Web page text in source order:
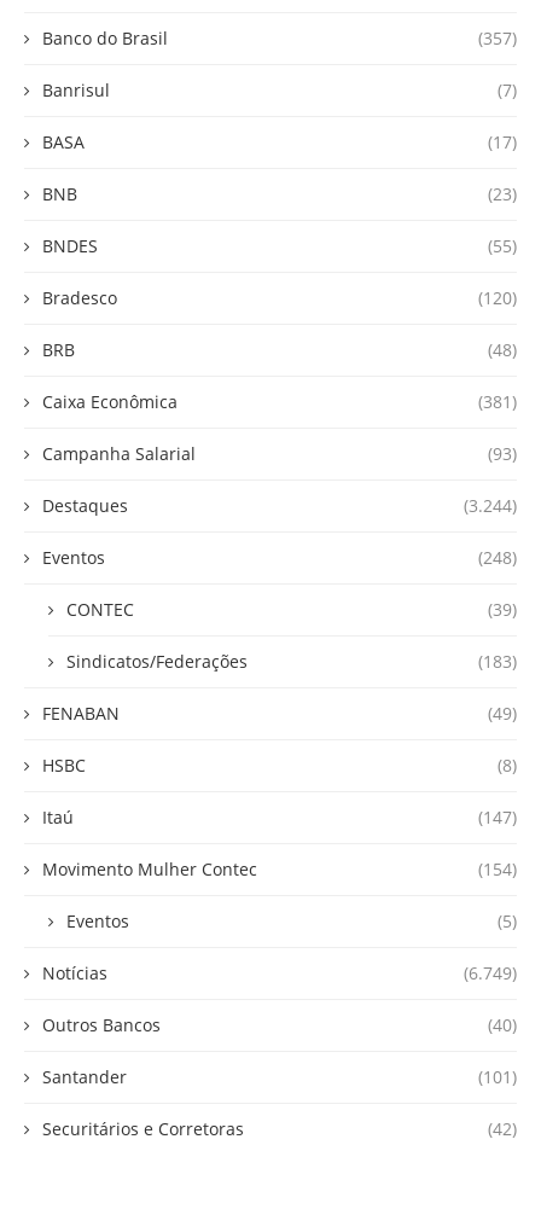
Banco do Brasil (357)
Banrisul (7)
BASA (17)
BNB (23)
BNDES (55)
Bradesco (120)
BRB (48)
Caixa Econômica (381)
Campanha Salarial (93)
Destaques (3.244)
Eventos (248)
CONTEC (39)
Sindicatos/Federações (183)
FENABAN (49)
HSBC (8)
Itaú (147)
Movimento Mulher Contec (154)
Eventos (5)
Notícias (6.749)
Outros Bancos (40)
Santander (101)
Securitários e Corretoras (42)